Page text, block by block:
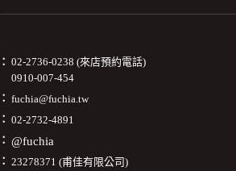
： 02-2736-0238 (來店預約電話)
0910-007-454
： fuchia@fuchia.tw
： 02-2732-4891
： @fuchia
： 23278371 (甫佳有限公司)